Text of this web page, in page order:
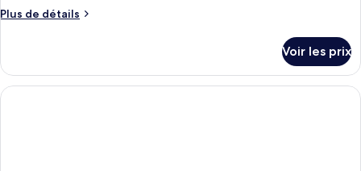
Plus de détails
Plus
le
type
de
Voir les prix